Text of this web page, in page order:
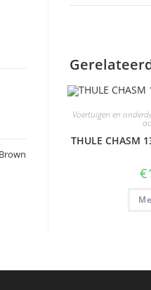
Voertuigen en
THULE CHASM
€